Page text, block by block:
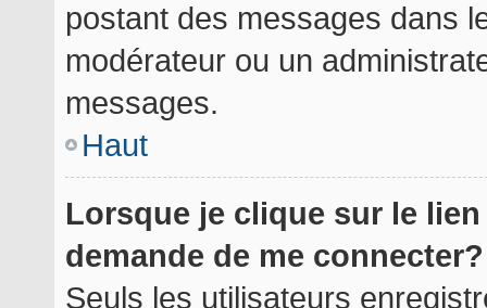
postant des messages dans
modérateur ou un
messages.
Haut
Lorsque je clique sur le
demande de me connecter?
Seuls les utilisateurs